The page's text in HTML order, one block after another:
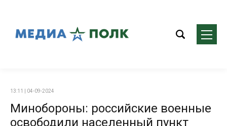
13:11 | 04-09-2024
Минобороны: российские военные
освободили населенный пункт